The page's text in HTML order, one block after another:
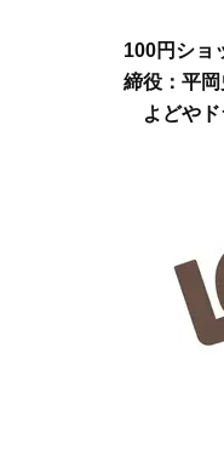
100円ショ
締役：平
よどやド